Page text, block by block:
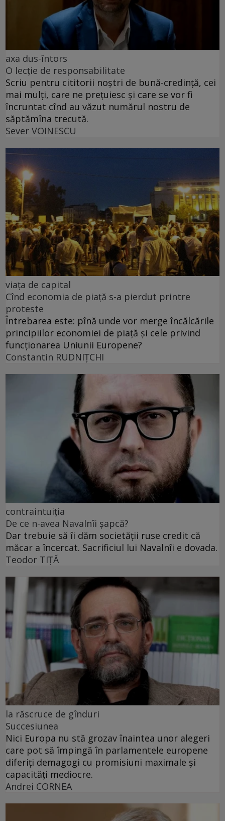
axa dus-întors
O lecție de responsabilitate
Scriu pentru cititorii noștri de bună-credință, cei
mai mulți, care ne prețuiesc și care se vor fi
încruntat cînd au văzut numărul nostru de
săptămîna trecută.
Sever VOINESCU
viața de capital
Cînd economia de piață s-a pierdut printre
proteste
Întrebarea este: pînă unde vor merge încălcările
principiilor economiei de piață și cele privind
funcționarea Uniunii Europene?
Constantin RUDNIŢCHI
contraintuiția
De ce n-avea Navalnîi șapcă?
Dar trebuie să îi dăm societății ruse credit că
măcar a încercat. Sacrificiul lui Navalnîi e dovada.
Teodor TIŢĂ
la răscruce de gînduri
Succesiunea
Nici Europa nu stă grozav înaintea unor alegeri
care pot să împingă în parlamentele europene
diferiți demagogi cu promisiuni maximale și
capacități mediocre.
Andrei CORNEA